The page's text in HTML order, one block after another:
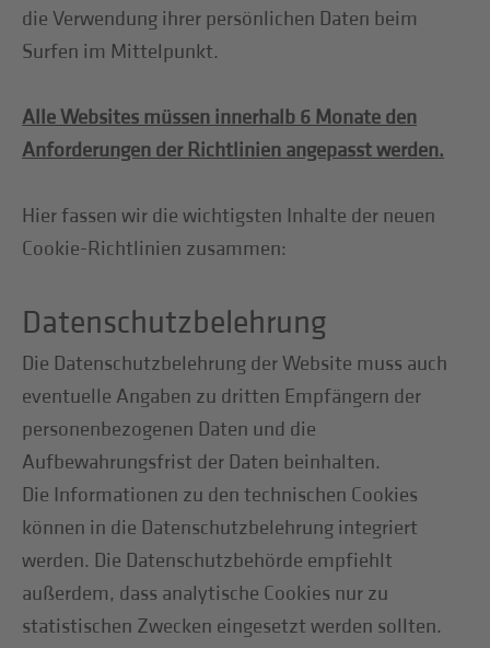
die Verwendung ihrer persönlichen Daten beim
Surfen im Mittelpunkt.
Alle Websites müssen innerhalb 6 Monate den
Anforderungen der Richtlinien angepasst werden.
Hier fassen wir die wichtigsten Inhalte der neuen
Cookie-Richtlinien zusammen:
Datenschutzbelehrung
Die Datenschutzbelehrung der Website muss auch
eventuelle Angaben zu dritten Empfängern der
personenbezogenen Daten und die
Aufbewahrungsfrist der Daten beinhalten.
Die Informationen zu den technischen Cookies
können in die Datenschutzbelehrung integriert
werden. Die Datenschutzbehörde empfiehlt
außerdem, dass analytische Cookies nur zu
statistischen Zwecken eingesetzt werden sollten.